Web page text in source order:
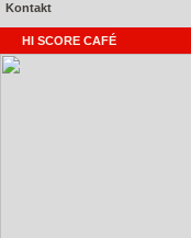
Kontakt
HI SCORE CAFÉ